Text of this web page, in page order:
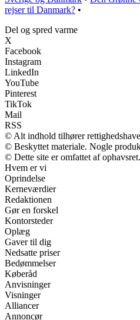
rejser til Danmark? •
Del og spred varme
X
Facebook
Instagram
LinkedIn
YouTube
Pinterest
TikTok
Mail
RSS
© Alt indhold tilhører
© Beskyttet materiale. Nogle
© Dette site er omfattet af
Hvem er vi
Oprindelse
Kerneværdier
Redaktionen
Gør en forskel
Kontorsteder
Oplæg
Gaver til dig
Nedsatte priser
Bedømmelser
Køberåd
Anvisninger
Visninger
Alliancer
Annoncør